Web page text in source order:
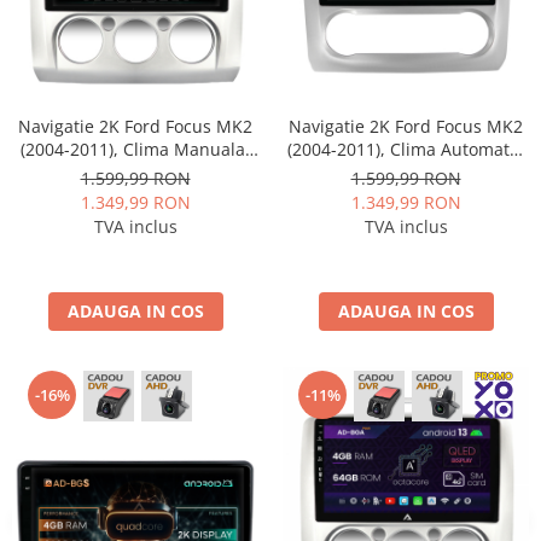
Navigații universale 2DIN
Navigații universale 1DIN
Rame adaptoare auto
Rame adaptoare auto
Rame adaptoare Volkswagen
Rame adaptoare M-Benz
Rame adaptoare Opel
Rame adaptoare Suzuki
Navigatie 2K Ford Focus MK2
(2004-2011), Clima Manuala,
Android, S-Quadcore / 4GB
RAM + 64GB ROM, 9.5 Inch -
AD-BGS90042K+AD-
BGRKIT112
1.599,99 RON
1.349,99 RON
TVA inclus
ADAUGA IN COS
Navigatie 2K Ford Focus MK2
(2004-2011), Clima Automata,
Android, S-Quadcore / 4GB
RAM + 64GB ROM, 9.5 Inch -
AD-BGS90042K+AD-
BGRKIT117
1.599,99 RON
1.349,99 RON
TVA inclus
ADAUGA IN COS
-16% -11%